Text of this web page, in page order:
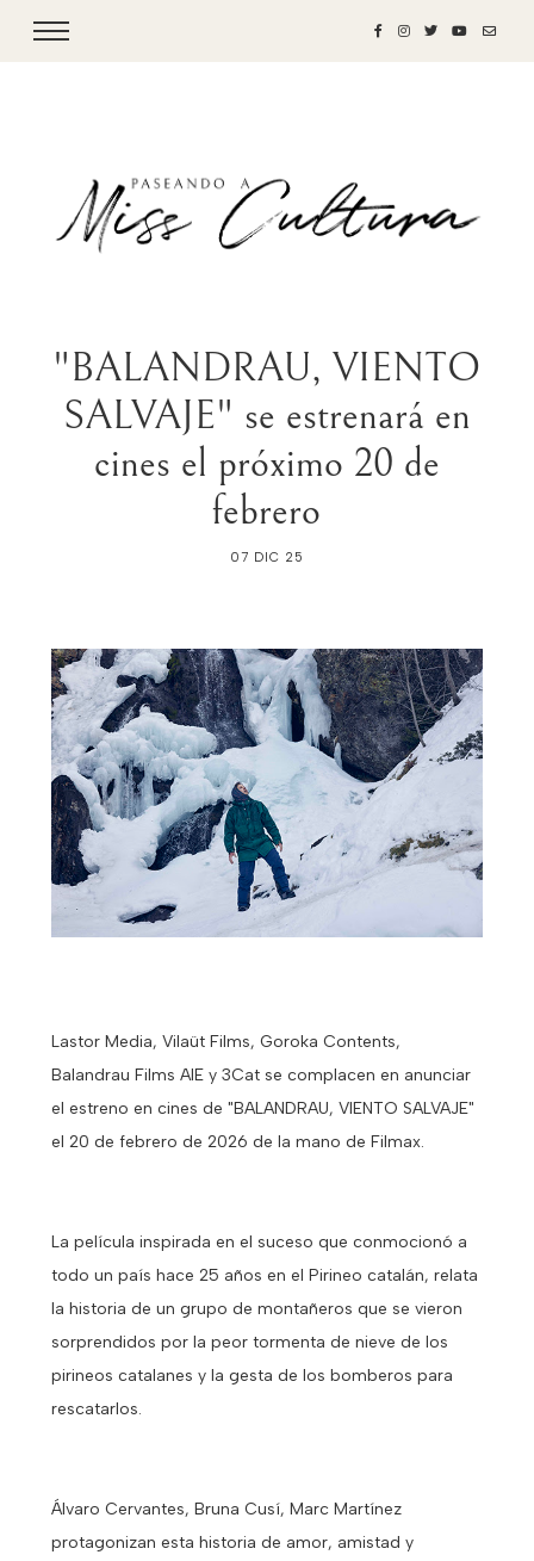
"BALANDRAU, VIENTO
SALVAJE" se estrenará en
cines el próximo 20 de
febrero
07 DIC 25
Lastor Media, Vilaüt Films, Goroka Contents,
Balandrau Films AIE y 3Cat se complacen en anunciar
el estreno en cines de "BALANDRAU, VIENTO SALVAJE"
el 20 de febrero de 2026 de la mano de Filmax.
La película inspirada en el suceso que conmocionó a
todo un país hace 25 años en el Pirineo catalán, relata
la historia de un grupo de montañeros que se vieron
sorprendidos por la peor tormenta de nieve de los
pirineos catalanes y la gesta de los bomberos para
rescatarlos.
Álvaro Cervantes, Bruna Cusí, Marc Martínez
protagonizan esta historia de amor, amistad y